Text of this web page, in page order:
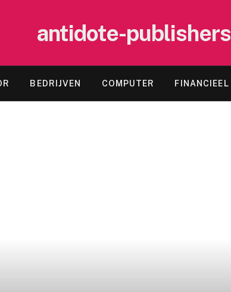
antidote-publishers
BEDRIJVEN COMPUTER FINANCIEEL